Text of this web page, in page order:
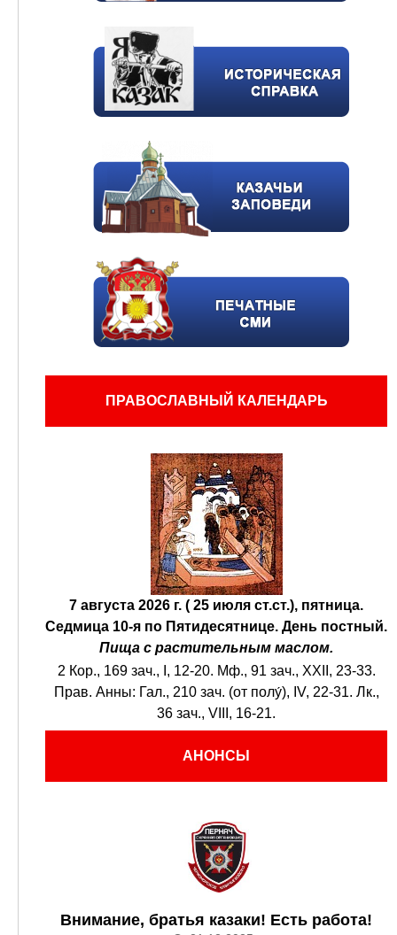
ПРАВОСЛАВНЫЙ КАЛЕНДАРЬ
7 августа 2026 г. ( 25 июля ст.ст.), пятница.
Седмица 10-я по Пятидесятнице. День постный.
Пища с растительным маслом.
2 Кор., 169 зач., I, 12-20. Мф., 91 зач., XXII, 23-33.
Прав. Анны: Гал., 210 зач. (от полу́), IV, 22-31. Лк.,
36 зач., VIII, 16-21.
АНОНСЫ
Внимание, братья казаки! Есть работа!